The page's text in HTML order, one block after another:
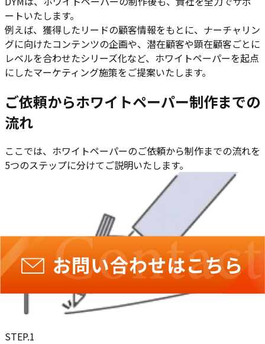
ートいたします。
例えば、獲得したリードの顧客情報をもとに、ナーチャリン
グに向けたコンテンツの企画や、潜在顧客や顕在顧客ごとに
レベルを合わせたシリーズ化など、ホワイトペーパーを起点
にしたマーケティング施策をご提案いたします。
ご依頼からホワイトペーパー制作までの
流れ
ここでは、ホワイトペーパーのご依頼から制作までの流れを
5つのステップに分けてご説明いたします。
STEP.1